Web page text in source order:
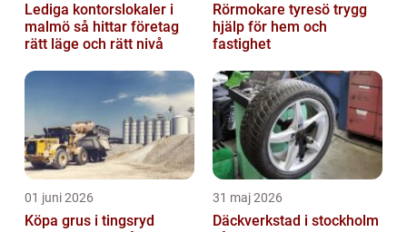
Lediga kontorslokaler i
malmö så hittar företag
rätt läge och rätt nivå
Rörmokare tyresö trygg
hjälp för hem och
fastighet
01 juni 2026
Köpa grus i tingsryd
31 maj 2026
Däckverkstad i stockholm